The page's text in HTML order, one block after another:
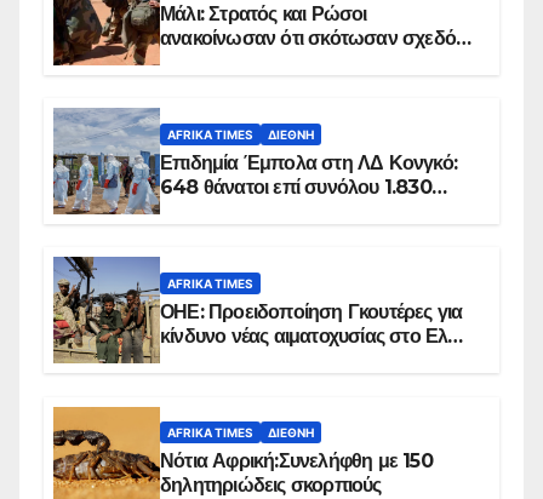
Μάλι: Στρατός και Ρώσοι
ανακοίνωσαν ότι σκότωσαν σχεδόν
AFRIKA TIMES ΔΙΕΘΝΉ
Επιδημία Έμπολα στη ΛΔ Κονγκό:
648 θάνατοι επί συνόλου 1.830
AFRIKA TIMES
ΟΗΕ: Προειδοποίηση Γκουτέρες για
κίνδυνο νέας αιματοχυσίας στο Ελ
AFRIKA TIMES ΔΙΕΘΝΉ
Νότια Αφρική:Συνελήφθη με 150
δηλητηριώδεις σκορπιούς